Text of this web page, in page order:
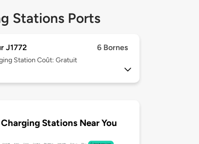
Stations Ports
J1772 6 Bornes
Station Coût: Gratuit
Stations Near You